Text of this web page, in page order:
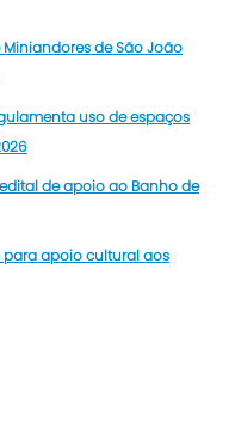
de São João
uso de espaços
de apoio ao Banho de
apoio cultural aos